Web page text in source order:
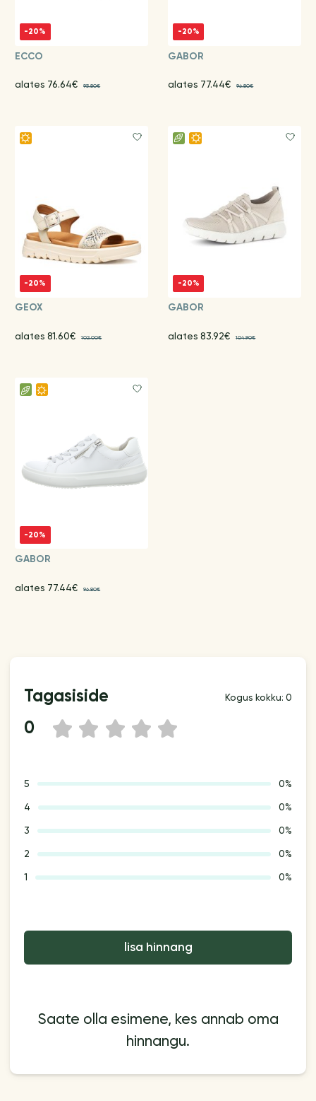
-20%
ECCO
alates 76.64€ 95.80€
-20%
GABOR
alates 77.44€ 96.80€
-20%
GEOX
alates 81.60€ 102.00€
-20%
GABOR
alates 83.92€ 104.90€
-20%
GABOR
alates 77.44€ 96.80€
Tagasiside Kogus kokku: 0
0 5
4
3
2
1
5 0%
4 0%
3 0%
2 0%
1 0%
lisa hinnang
Saate olla esimene, kes annab oma
hinnangu.